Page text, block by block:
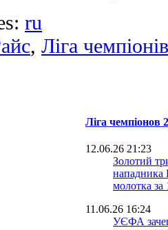
ru
, Ліга
Ліга чемпіонов
12.06.26 21:23
Золотий
молотка за
11.06.26 16:24
УЄФА